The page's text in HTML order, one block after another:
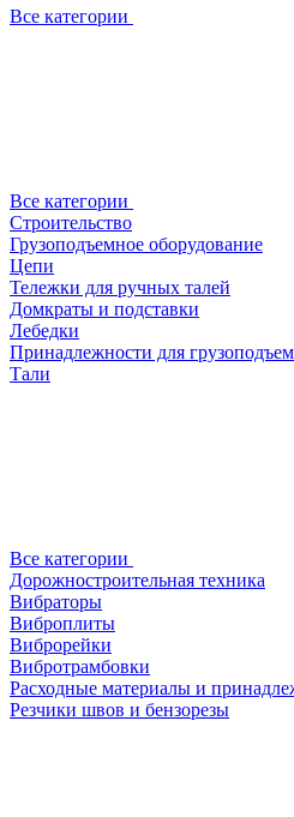
Все категории
Все категории
Строительство
Грузоподъемное оборудование
Цепи
Тележки для ручных талей
Домкраты и подставки
Лебедки
Принадлежности для
Тали
Все категории
Дорожностроительная техника
Вибраторы
Виброплиты
Виброрейки
Вибротрамбовки
Расходные материалы и
Резчики швов и бензорезы